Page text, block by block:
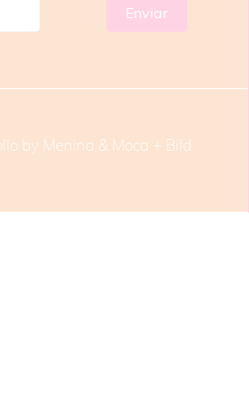
by Menina & Moca + Bild